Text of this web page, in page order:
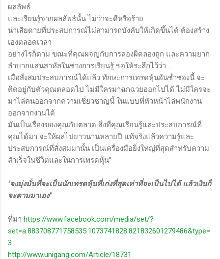
ผลลัพธ์
และเรียนรู้จากผลลัพธ์นั้น ไม่ว่าจะดีหรือร้าย
น่าเสียดายที่ประสบการณ์ไม่สามารถบังคับให้เกิดขึ้นได้ ต้องสร้าง
เองตลอดเวลา
อย่างไรก็ตาม ขณะที่คุณผจญกับการลองผิดลองถูก และความยาก
ลำบากแสนสาหัสในช่วงการเรียนรู้ ขอให้ระลึกไว้ว่า ....
เมื่อสั่งสมประสบการณ์ได้แล้ว ทักษะการเทรดหุ้นอันช่ำชองนี้ จะ
ติดอยู่กับตัวคุณตลอดไป ไม่มีใครมาฉกฉวยออกไปได้ ไม่มีใครจะ
มาไล่คนออกจากความเชี่ยวชาญนี้ ในแบบที่หัวหน้าไล่พนักงาน
ออกจากงานได้
มันเป็นเรื่องของคุณกับตลาด สิ่งที่คุณเรียนรู้และประสบการณ์ที่
คุณได้มา จะให้ผลไปยาวนานหลายปี แท้จริงแล้วความรู้และ
ประสบการณ์ที่สั่งสมมานั้น เป็นเครื่องมือยิ่งใหญ่ที่สุดสำหรับความ
สําเร็จในชีวิตและในการเทรดหุ้น"
"จงมุ่งมั่นที่จะเป็นนักเทรดหุ้นที่เก่งที่สุดเท่าที่จะเป็นไปได้ แล้วเงินก็
จะตามมาเอง"
ที่มา https://www.facebook.com/media/set/?
set=a.883708771758535.1073741828.821832601279486&type=
3
http://www.unigang.com/Article/18731